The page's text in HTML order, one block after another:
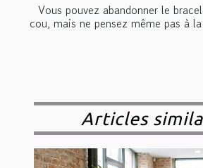
Vous pouvez abandonner le
cou, mais ne pensez même pas à
Articles